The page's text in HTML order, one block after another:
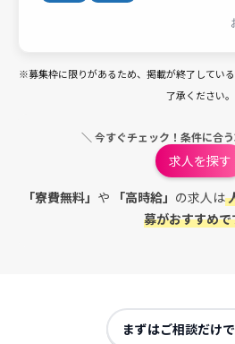
※募集枠に限りがあるため、掲載が終了してい
了承ください。
＼ 今すぐチェック！条件に合
求人を探す
「寮費無料」 や 「高時給」 の求人は
募がおすすめで
まずはご相談だけ